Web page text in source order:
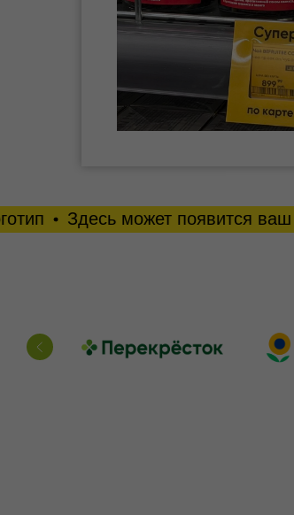
может появится ваш логотип